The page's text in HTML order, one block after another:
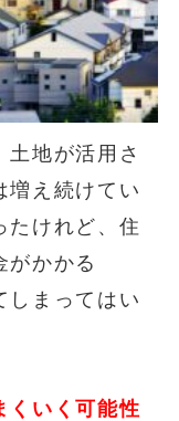
地が活用さ
増え続けてい
たけれど、住
がかかる
しまってはい
くいく可能性